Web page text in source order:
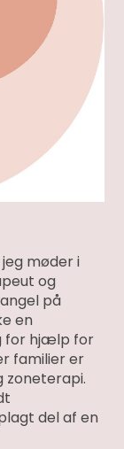
møder i
og
på
en
for hjælp for
familier er
zoneterapi.
del af en